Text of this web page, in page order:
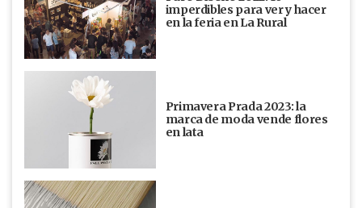
imperdibles para ver y hacer
en la feria en La Rural
Primavera Prada 2023: la
marca de moda vende flores
en lata